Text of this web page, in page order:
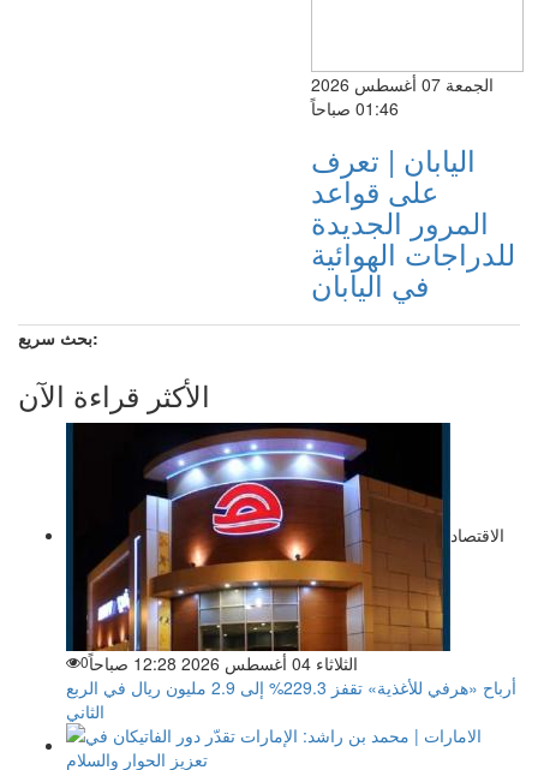
الجمعة 07 أغسطس 2026
01:46 صباحاً
اليابان | تعرف
على قواعد
المرور الجديدة
للدراجات الهوائية
في اليابان
بحث سريع:
الأكثر قراءة الآن
الاقتصاد
الثلاثاء 04 أغسطس 2026 12:28 صباحاً 0
أرباح «هرفي للأغذية» تقفز 229.3% إلى 2.9 مليون ريال في الربع
الثاني